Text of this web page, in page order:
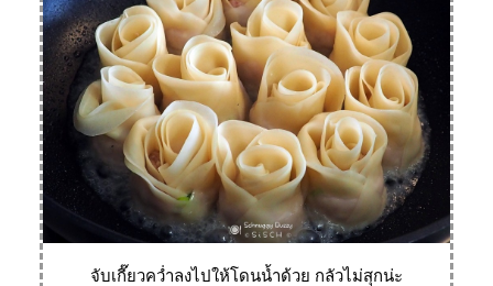
จับเกี๊ยวคว่ำลงไปให้โดนน้ำด้วย กลัวไม่สุกน่ะ